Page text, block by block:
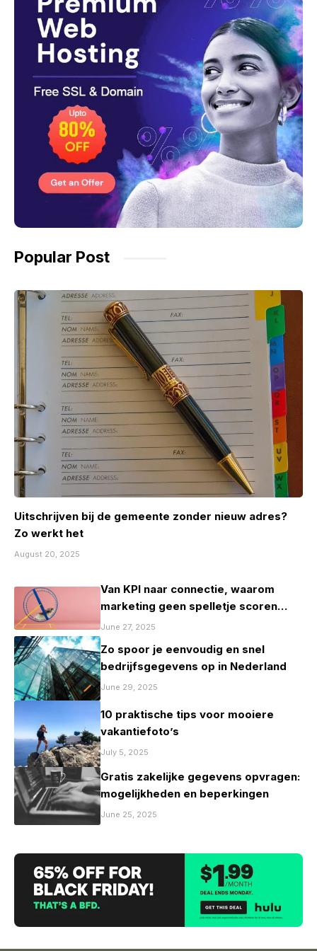
Popular Post
Uitschrijven bij de gemeente zonder nieuw adres?
Zo werkt het
August 20, 2025
Van KPI naar connectie, waarom
marketing geen spelletje scoren
mag zijn
June 27, 2025
Zo spoor je eenvoudig en snel
bedrijfsgegevens op in Nederland
June 29, 2025
10 praktische tips voor mooiere
vakantiefoto’s
July 5, 2025
Gratis zakelijke gegevens opvragen:
mogelijkheden en beperkingen
June 25, 2025